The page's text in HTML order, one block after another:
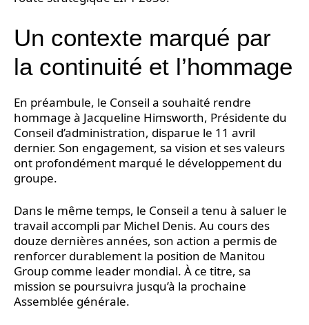
Un contexte marqué par
la continuité et l’hommage
En préambule, le Conseil a souhaité rendre
hommage à Jacqueline Himsworth, Présidente du
Conseil d’administration, disparue le 11 avril
dernier. Son engagement, sa vision et ses valeurs
ont profondément marqué le développement du
groupe.
Dans le même temps, le Conseil a tenu à saluer le
travail accompli par Michel Denis. Au cours des
douze dernières années, son action a permis de
renforcer durablement la position de Manitou
Group comme leader mondial. À ce titre, sa
mission se poursuivra jusqu’à la prochaine
Assemblée générale.